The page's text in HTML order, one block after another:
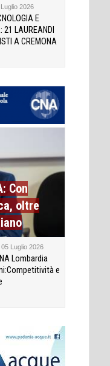
Luglio 2026
E
21 LAUREANDI
A CREMONA
Con
oltre
Luglio 2026
Lombardia
e